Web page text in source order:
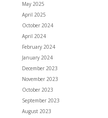
May 2025
April 2025
October 2024
April 2024
February 2024
January 2024
December 2023
November 2023
October 2023
September 2023
August 2023